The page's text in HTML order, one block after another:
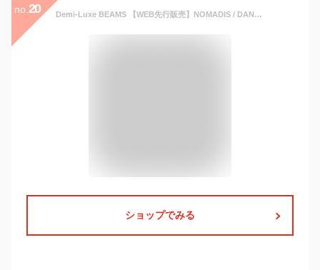
no. 20 Demi-Luxe BEAMS 【WEB先行販売】NOMADIS / DANCE メタリック サコッシュ デミルクス ビームス バッグ ショルダーバッグ シルバー【送料無料】
ショップでみる